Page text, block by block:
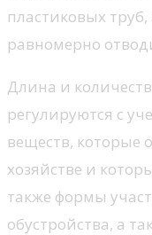
пластиковых
равномерно
Длина и
регулируются с
веществ, которые
хозяйстве и
также формы
обустройства, а